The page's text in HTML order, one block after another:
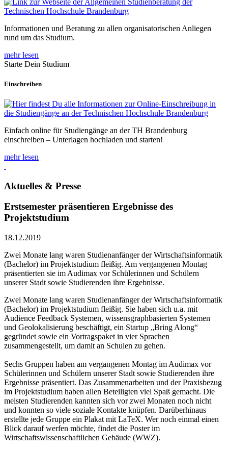
Informationen und Beratung zu allen organisatorischen Anliegen
rund um das Studium.
mehr lesen
Starte Dein Studium
Einschreiben
Einfach online für Studiengänge an der TH Brandenburg
einschreiben – Unterlagen hochladen und starten!
mehr lesen
Aktuelles & Presse
Erstsemester präsentieren Ergebnisse des
Projektstudium
18.12.2019
Zwei Monate lang waren Studienanfänger der Wirtschaftsinformatik
(Bachelor) im Projektstudium fleißig. Am vergangenen Montag
präsentierten sie im Audimax vor Schülerinnen und Schülern
unserer Stadt sowie Studierenden ihre Ergebnisse.
Zwei Monate lang waren Studienanfänger der Wirtschaftsinformatik
(Bachelor) im Projektstudium fleißig. Sie haben sich u.a. mit
Audience Feedback Systemen, wissensgraphbasierten Systemen
und Geolokalisierung beschäftigt, ein Startup „Bring Along“
gegründet sowie ein Vortragspaket in vier Sprachen
zusammengestellt, um damit an Schulen zu gehen.
Sechs Gruppen haben am vergangenen Montag im Audimax vor
Schülerinnen und Schülern unserer Stadt sowie Studierenden ihre
Ergebnisse präsentiert. Das Zusammenarbeiten und der Praxisbezug
im Projektstudium haben allen Beteiligten viel Spaß gemacht. Die
meisten Studierenden kannten sich vor zwei Monaten noch nicht
und konnten so viele soziale Kontakte knüpfen. Darüberhinaus
erstellte jede Gruppe ein Plakat mit LaTeX. Wer noch einmal einen
Blick darauf werfen möchte, findet die Poster im
Wirtschaftswissenschaftlichen Gebäude (WWZ).